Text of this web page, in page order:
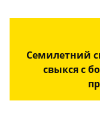
Семилетний
свыкся с